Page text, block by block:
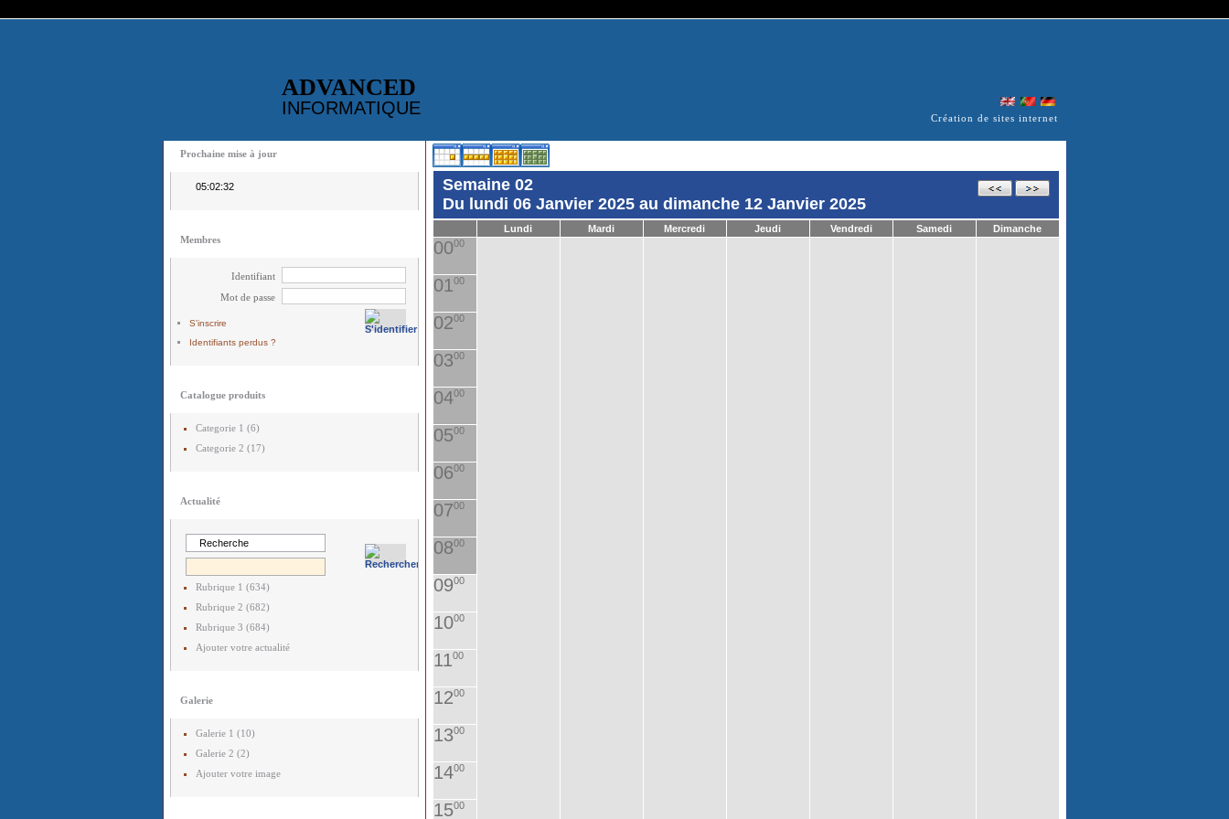
ADVANCED
INFORMATIQUE Création de sites internet
Prochaine mise à jour
05:02:32
Membres
Identifiant
Mot de passe
S'inscrire
Identifiants perdus ?
Catalogue produits
Categorie 1 (6)
Categorie 2 (17)
Actualité
Rubrique 1 (634)
Rubrique 2 (682)
Rubrique 3 (684)
Ajouter votre actualité
Galerie
Galerie 1 (10)
Galerie 2 (2)
Ajouter votre image
Semaine 02
Du lundi 06 Janvier 2025 au dimanche 12 Janvier 2025
Lundi Mardi Mercredi Jeudi Vendredi Samedi Dimanche
0000
0100
0200
0300
0400
0500
0600
0700
0800
0900
1000
1100
1200
1300
1400
1500